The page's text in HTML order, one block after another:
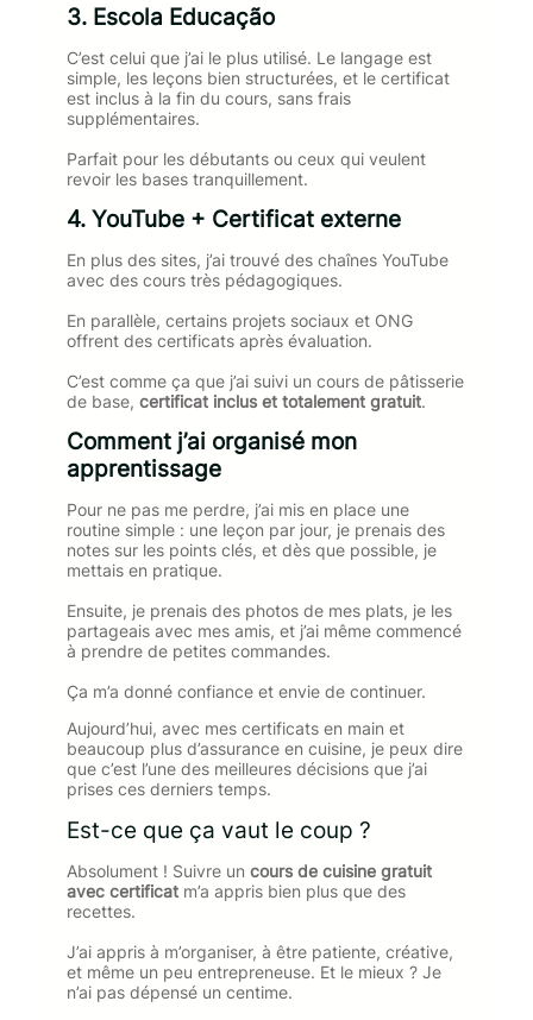
3. Escola Educação
C’est celui que j’ai le plus utilisé. Le langage est
simple, les leçons bien structurées, et le certificat
est inclus à la fin du cours, sans frais
supplémentaires.
Parfait pour les débutants ou ceux qui veulent
revoir les bases tranquillement.
4. YouTube + Certificat externe
En plus des sites, j’ai trouvé des chaînes YouTube
avec des cours très pédagogiques.
En parallèle, certains projets sociaux et ONG
offrent des certificats après évaluation.
C’est comme ça que j’ai suivi un cours de pâtisserie
de base, certificat inclus et totalement gratuit.
Comment j’ai organisé mon
apprentissage
Pour ne pas me perdre, j’ai mis en place une
routine simple : une leçon par jour, je prenais des
notes sur les points clés, et dès que possible, je
mettais en pratique.
Ensuite, je prenais des photos de mes plats, je les
partageais avec mes amis, et j’ai même commencé
à prendre de petites commandes.
Ça m’a donné confiance et envie de continuer.
Aujourd’hui, avec mes certificats en main et
beaucoup plus d’assurance en cuisine, je peux dire
que c’est l’une des meilleures décisions que j’ai
prises ces derniers temps.
Est-ce que ça vaut le coup ?
Absolument ! Suivre un cours de cuisine gratuit
avec certificat m’a appris bien plus que des
recettes.
J’ai appris à m’organiser, à être patiente, créative,
et même un peu entrepreneuse. Et le mieux ? Je
n’ai pas dépensé un centime.